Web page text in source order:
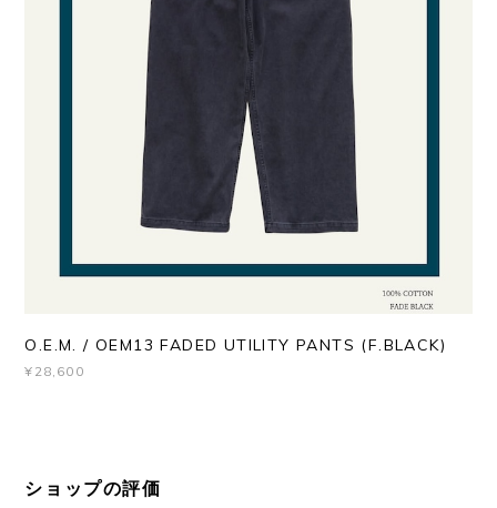
O.E.M. / OEM13 FADED UTILITY PANTS (F.BLACK)
¥28,600
ショップの評価